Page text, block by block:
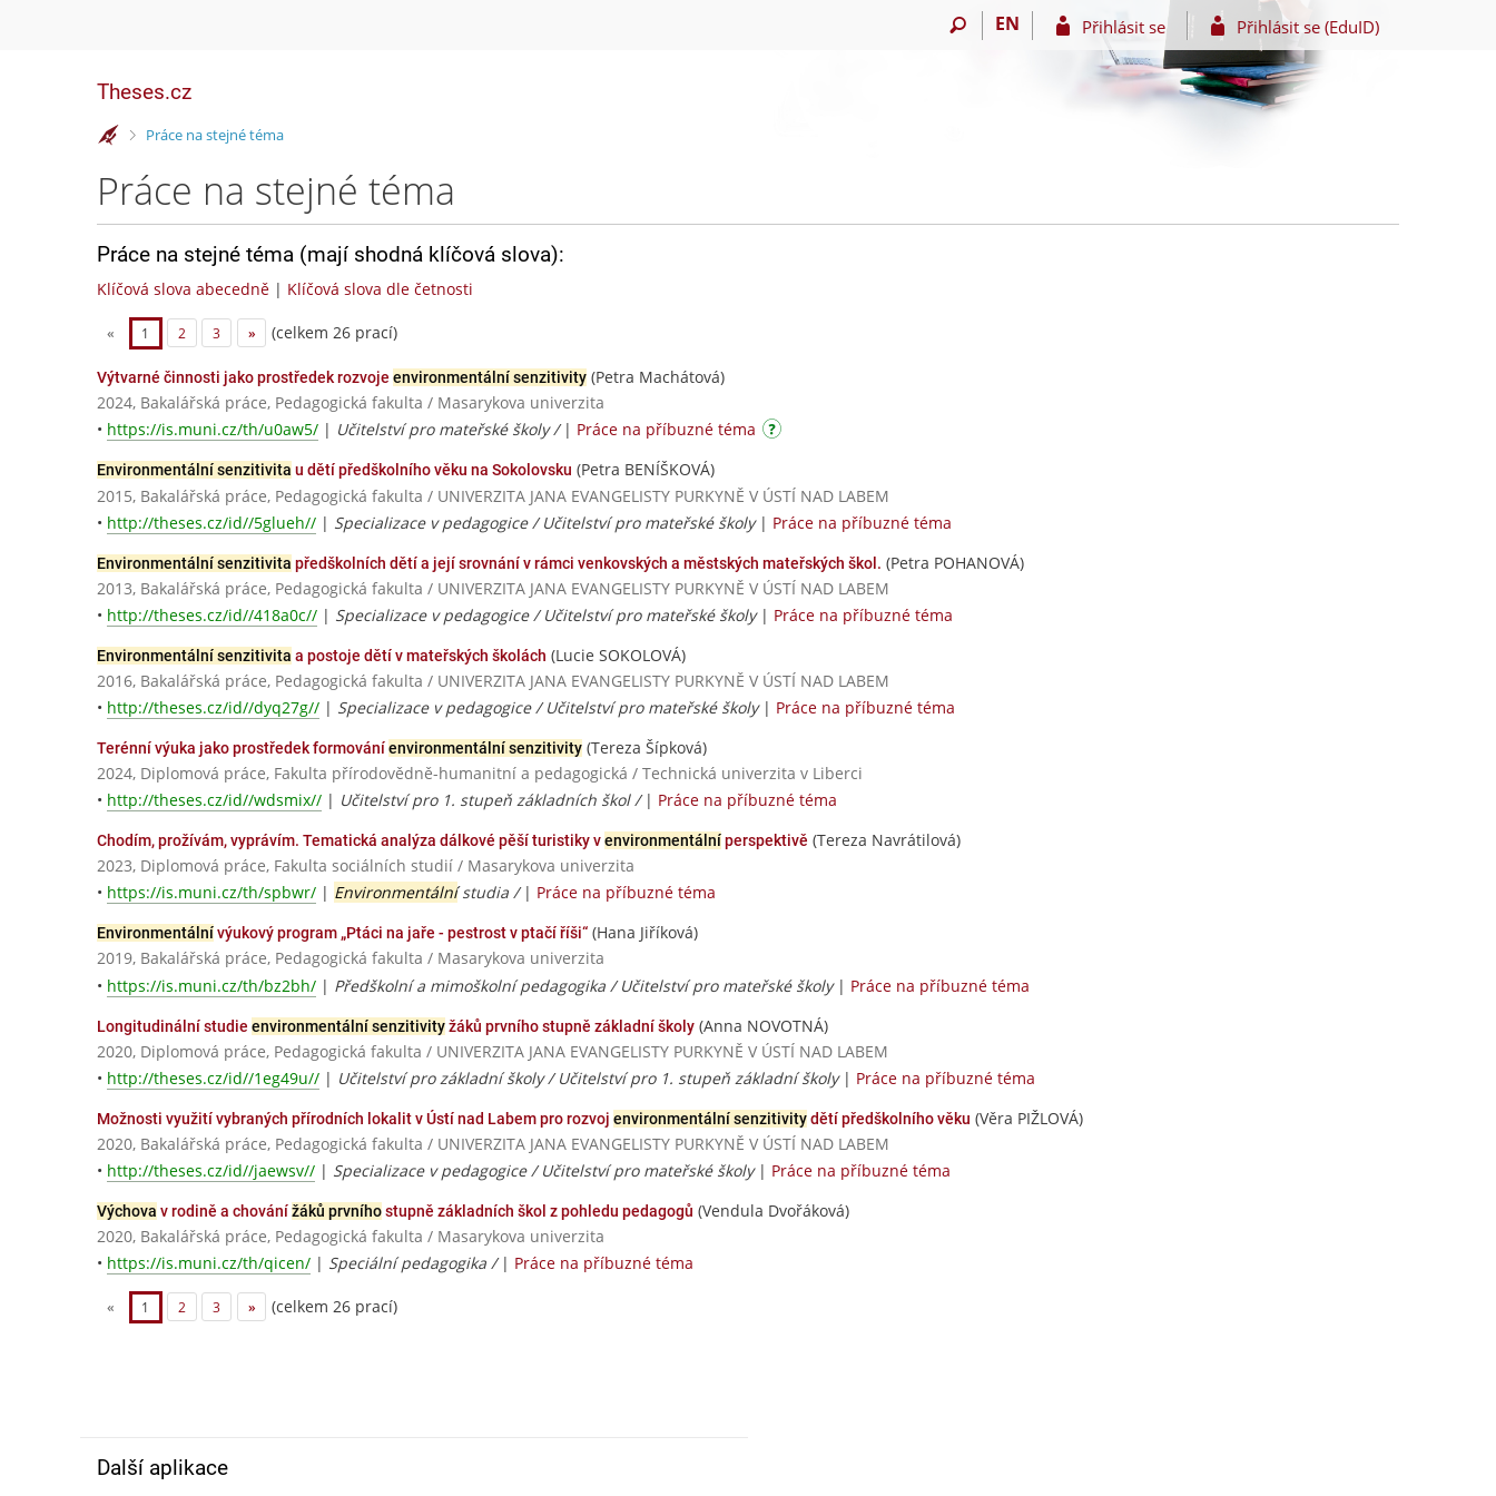
EN Přihlásit se Přihlásit se (EduID)
Theses.cz
>Práce na stejné téma
Práce na stejné téma
Práce na stejné téma (mají shodná klíčová slova):
Klíčová slova abecedně | Klíčová slova dle četnosti
« 1 2 3 » (celkem 26 prací)
Výtvarné činnosti jako prostředek rozvoje environmentální senzitivity (Petra Machátová)
2024, Bakalářská práce, Pedagogická fakulta / Masarykova univerzita
• https://is.muni.cz/th/u0aw5/ | Učitelství pro mateřské školy / | Práce na příbuzné téma
Environmentální senzitivita u dětí předškolního věku na Sokolovsku (Petra BENÍŠKOVÁ)
2015, Bakalářská práce, Pedagogická fakulta / UNIVERZITA JANA EVANGELISTY PURKYNĚ V ÚSTÍ NAD LABEM
• http://theses.cz/id//5glueh// | Specializace v pedagogice / Učitelství pro mateřské školy| Práce na příbuzné téma
Environmentální senzitivita předškolních dětí a její srovnání v rámci venkovských a městských mateřských škol. (Petra POHANOVÁ)
2013, Bakalářská práce, Pedagogická fakulta / UNIVERZITA JANA EVANGELISTY PURKYNĚ V ÚSTÍ NAD LABEM
• http://theses.cz/id//418a0c// | Specializace v pedagogice / Učitelství pro mateřské školy| Práce na příbuzné téma
Environmentální senzitivita a postoje dětí v mateřských školách (Lucie SOKOLOVÁ)
2016, Bakalářská práce, Pedagogická fakulta / UNIVERZITA JANA EVANGELISTY PURKYNĚ V ÚSTÍ NAD LABEM
• http://theses.cz/id//dyq27g// | Specializace v pedagogice / Učitelství pro mateřské školy| Práce na příbuzné téma
Terénní výuka jako prostředek formováníenvironmentální senzitivity (Tereza Šípková)
2024, Diplomová práce, Fakulta přírodovědně-humanitní a pedagogická / Technická univerzita v Liberci
• http://theses.cz/id//wdsmix// | Učitelství pro 1. stupeň základních škol / | Práce na příbuzné téma
Chodím, prožívám, vyprávím. Tematická analýza dálkové pěší turistiky venvironmentálníperspektivě (Tereza Navrátilová)
2023, Diplomová práce, Fakulta sociálních studií / Masarykova univerzita
• https://is.muni.cz/th/spbwr/ | Environmentálnístudia / | Práce na příbuzné téma
Environmentálnívýukový program „Ptáci na jaře - pestrost v ptačí říši“ (Hana Jiříková)
2019, Bakalářská práce, Pedagogická fakulta / Masarykova univerzita
• https://is.muni.cz/th/bz2bh/ | Předškolní a mimoškolní pedagogika / Učitelství pro mateřské školy| Práce na příbuzné téma
Longitudinální studie environmentální senzitivityžáků prvního stupně základní školy (Anna NOVOTNÁ)
2020, Diplomová práce, Pedagogická fakulta / UNIVERZITA JANA EVANGELISTY PURKYNĚ V ÚSTÍ NAD LABEM
• http://theses.cz/id//1eg49u// | Učitelství pro základní školy / Učitelství pro 1. stupeň základní školy| Práce na příbuzné téma
Možnosti využití vybraných přírodních lokalit v Ústí nad Labem pro rozvoj environmentální senzitivitydětí předškolního věku (Věra PIŽLOVÁ)
2020, Bakalářská práce, Pedagogická fakulta / UNIVERZITA JANA EVANGELISTY PURKYNĚ V ÚSTÍ NAD LABEM
• http://theses.cz/id//jaewsv// | Specializace v pedagogice / Učitelství pro mateřské školy| Práce na příbuzné téma
Výchova v rodině a chovánížáků prvníhostupně základních škol z pohledu pedagogů (Vendula Dvořáková)
2020, Bakalářská práce, Pedagogická fakulta / Masarykova univerzita
• https://is.muni.cz/th/qicen/ | Speciální pedagogika / | Práce na příbuzné téma
« 1 2 3 » (celkem 26 prací)
Další aplikace